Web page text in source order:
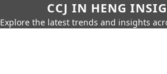
CCJ IN HENG
Explore the latest trends and insights